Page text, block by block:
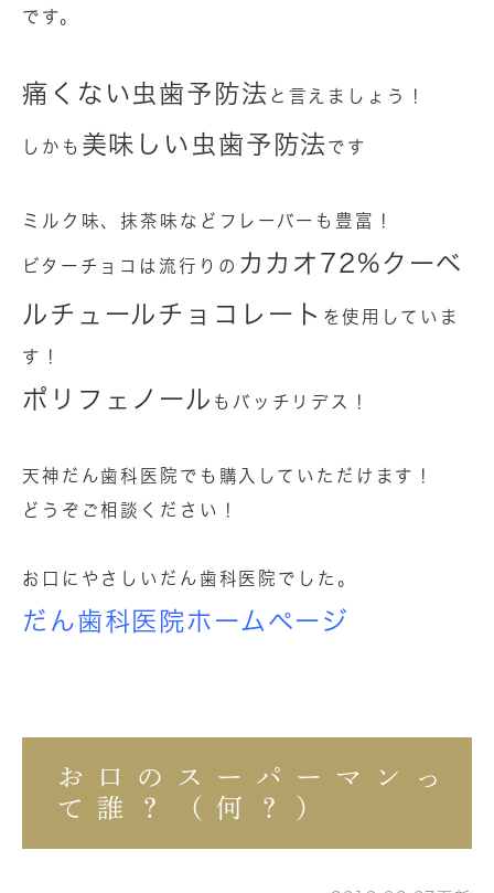
です。
痛くない虫歯予防法 と言えましょう！
しかも 美味しい虫歯予防法です
ミルク味、抹茶味などフレーバーも豊富！
ビターチョコは流行りの カカオ72%クーベ
ルチュールチョコレート を使用していま
す！
ポリフェノール もバッチリデス！
天神だん歯科医院でも購入していただけます！
どうぞご相談ください！
お口にやさしいだん歯科医院でした。
だん歯科医院ホームページ
お口のスーパーマンっ
て誰？（何？）